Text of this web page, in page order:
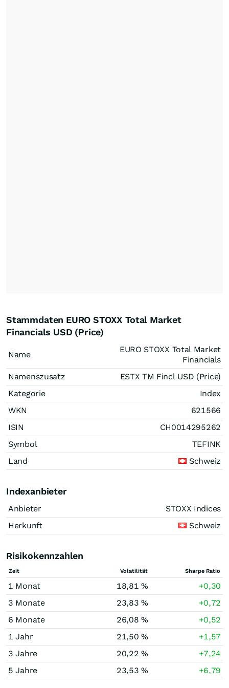
Stammdaten EURO STOXX Total Market
Financials USD (Price)
Name
EURO STOXX Total Market
Financials
Namenszusatz
ESTX TM Fincl USD (Price)
Kategorie
Index
WKN
621566
ISIN
CH0014295262
Symbol
TEFINK
Land
Schweiz
Indexanbieter
Anbieter
STOXX Indices
Herkunft
Schweiz
Risikokennzahlen
Zeit Volatilität Sharpe Ratio
1 Monat 18,81 %
+0,30
3 Monate
23,83 %
+0,72
6 Monate
26,08 %
+0,52
1 Jahr
21,50 %
+1,57
3 Jahre
20,22 %
+7,24
5 Jahre
23,53 % +6,79